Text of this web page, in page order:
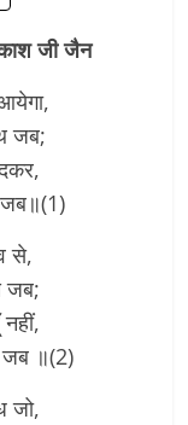
जी जैन
जब;
से,
जब;
जब ॥(2)
जो,